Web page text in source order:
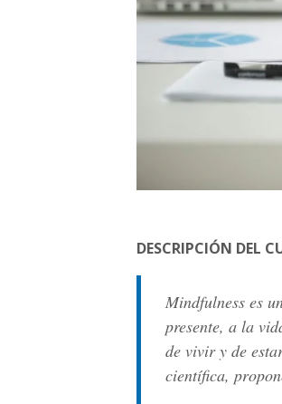
DESCRIPCIÓN DEL
Mindfulness es
presente, a la
de vivir y de
científica,